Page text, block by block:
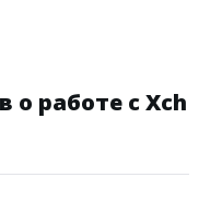
о работе с Xch